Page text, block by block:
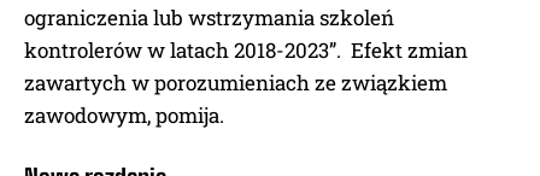
ZAPISZ MNIE!
ograniczenia lub wstrzymania szkoleń
kontrolerów w latach 2018-2023”. Efekt zmian
zawartych w porozumieniach ze związkiem
zawodowym, pomija.